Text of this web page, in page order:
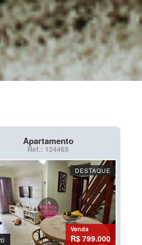
Apartamento
Ref.: 124465
DESTAQUE
Venda
R$ 799.000